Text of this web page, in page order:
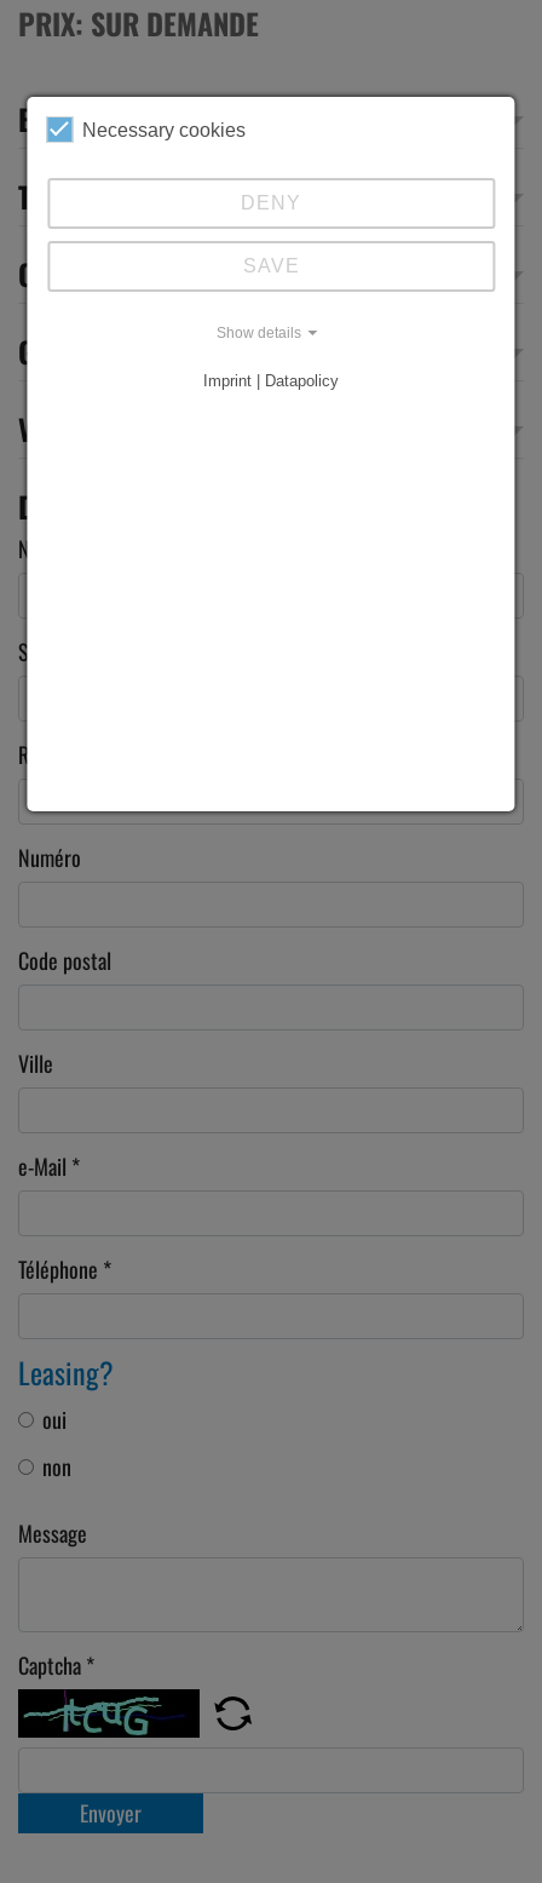
PRIX: SUR DEMANDE
EQUIPMENT
TECHNICAL DATA
OPTIONS
GEOMETRIES
VIDEOS
DEMANDE
Nom
Société
Rue
Numéro
Code postal
Ville
e-Mail *
Téléphone *
Leasing?
oui
non
Message
Captcha*
Envoyer
Necessary cookies
DENY
SAVE
Show details
Imprint | Datapolicy